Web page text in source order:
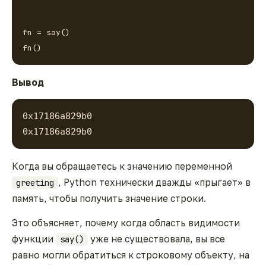
fn = say()
Вывод
0x17186a829b0
0x17186a829b0
Когда вы обращаетесь к значению переменной
greeting , Python технически дважды «прыгает» в
память, чтобы получить значение строки.
Это объясняет, почему когда область видимости
функции
say()
уже не существовала, вы все
равно могли обратиться к строковому объекту, на